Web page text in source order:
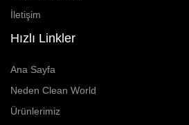
İletişim
Hızlı Linkler
Ana Sayfa
Neden Clean World
Ürünlerimiz